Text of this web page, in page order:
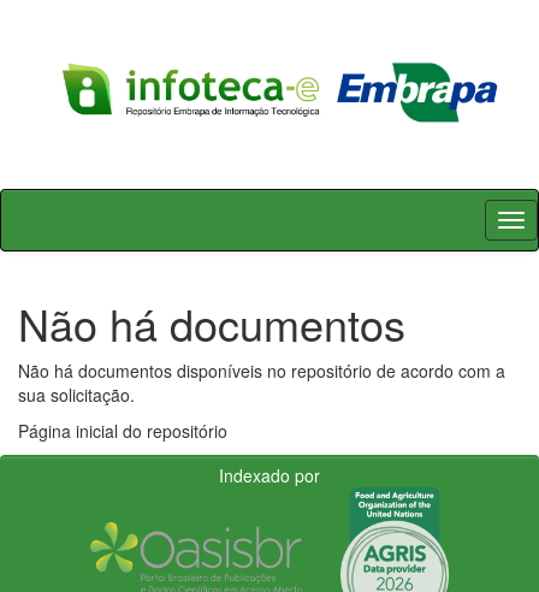
Skip
Não há documentos
Não há documentos disponíveis no repositório de acordo com a
sua solicitação.
Página inicial do repositório
Indexado por